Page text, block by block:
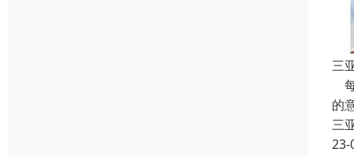
三
的
三
23-